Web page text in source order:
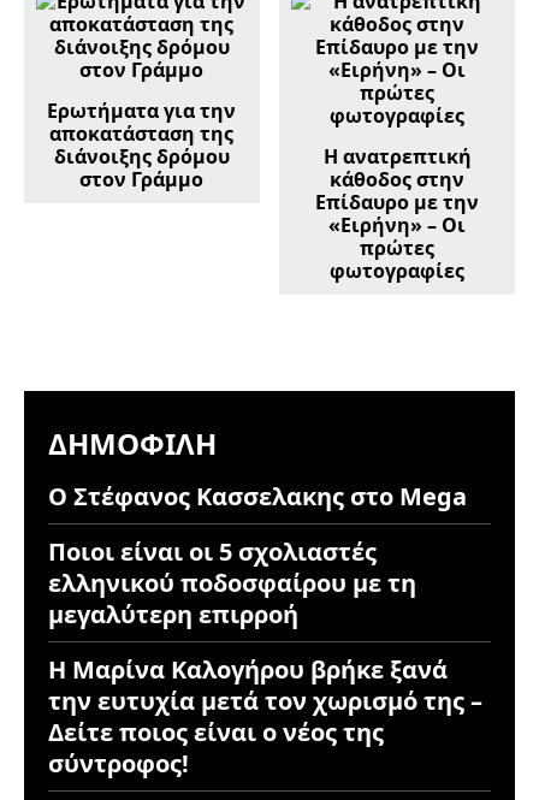
Ερωτήματα για την
αποκατάσταση της
διάνοιξης δρόμου
στον Γράμμο
Η ανατρεπτική
κάθοδος στην
Επίδαυρο με την
«Ειρήνη» – Οι
πρώτες
φωτογραφίες
ΔΗΜΟΦΙΛΉ
Ο Στέφανος Κασσελακης στο Mega
Ποιοι είναι οι 5 σχολιαστές
ελληνικού ποδοσφαίρου με τη
μεγαλύτερη επιρροή
Η Μαρίνα Καλογήρου βρήκε ξανά
την ευτυχία μετά τον χωρισμό της –
Δείτε ποιος είναι ο νέος της
σύντροφος!